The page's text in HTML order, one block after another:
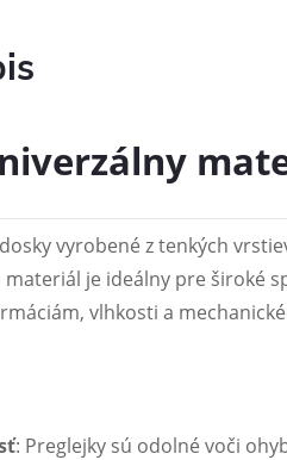
vyrobené z tenkých
je ideálny pre široké
vlhkosti a
: Preglejky sú odolné voči